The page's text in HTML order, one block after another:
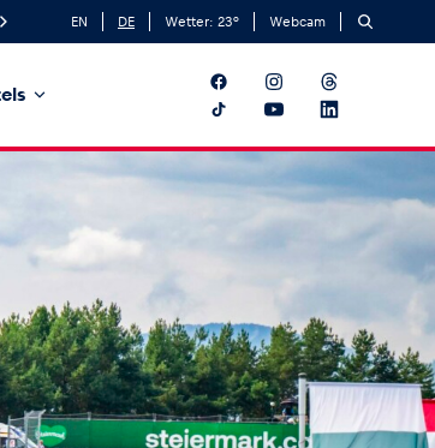
EN DE Wetter: 23° Webcam